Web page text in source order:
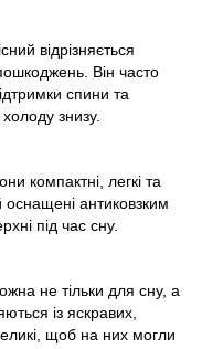
відрізняється
Він часто
спини та
знизу.
компактні, легкі та
антиковзким
під час сну.
не тільки для сну, а
із яскравих,
щоб на них могли